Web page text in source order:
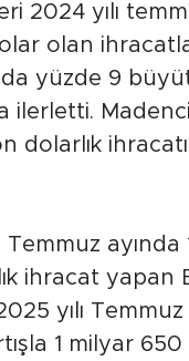
2024 yılı
olan
yüzde 9
ilerletti.
dolarlık
Temmuz ayında
ihracat yapan
yılı Temmuz
1 milyar